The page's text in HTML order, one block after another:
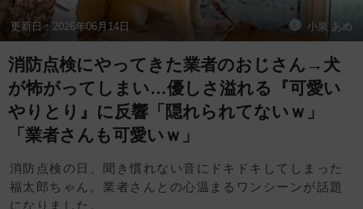
更新日： 2026年06月14日 小泉 あめ
消防点検にやってきた業者のおじさん→犬
が怖がってしまい…優しさ溢れる『可愛い
やりとり』に反響「隠れられてないｗ」
「業者さんも可愛いｗ」
消防点検の日、聞き慣れない音にドキドキしてしまった
福太郎ちゃん。業者さんとの心温まるワンシーンが話題
になりました。